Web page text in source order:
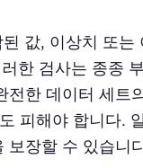
값, 이상치 또는
한 검사는 종종
전한 데이터 세트
피해야 합니다.
보장할 수 있습니